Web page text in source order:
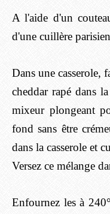
A l'aide d'un
d'une cuillère
Dans une casserole,
cheddar rapé dans
mixeur plongeant
fond sans être
dans la casserole et
Versez ce mélange
Enfournez les à